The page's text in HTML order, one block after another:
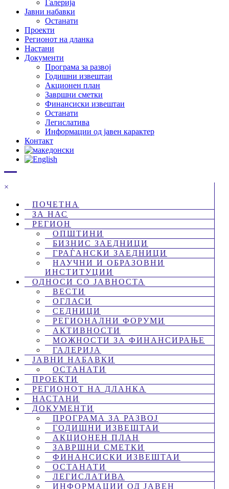
Галерија
Јавни набавки
Останати
Проекти
Регионот на дланка
Настани
Документи
Програма за развој
Годишни извештаи
Акционен план
Завршни сметки
Финансиски извештаи
Останати
Легислатива
Информации од јавен карактер
Контакт
×
ПОЧЕТНА
ЗА НАС
РЕГИОН
ОПШТИНИ
БИЗНИС ЗАЕДНИЦИ
ГРАЃАНСКИ ЗАЕДНИЦИ
НАУЧНИ И ОБРАЗОВНИ
ИНСТИТУЦИИ
ОДНОСИ СО ЈАВНОСТА
ВЕСТИ
ОГЛАСИ
СЕДНИЦИ
РЕГИОНАЛНИ ФОРУМИ
АКТИВНОСТИ
МОЖНОСТИ ЗА ФИНАНСИРАЊЕ
ГАЛЕРИЈА
ЈАВНИ НАБАВКИ
ОСТАНАТИ
ПРОЕКТИ
РЕГИОНОТ НА ДЛАНКА
НАСТАНИ
ДОКУМЕНТИ
ПРОГРАМА ЗА РАЗВОЈ
ГОДИШНИ ИЗВЕШТАИ
АКЦИОНЕН ПЛАН
ЗАВРШНИ СМЕТКИ
ФИНАНСИСКИ ИЗВЕШТАИ
ОСТАНАТИ
ЛЕГИСЛАТИВА
ИНФОРМАЦИИ ОД ЈАВЕН